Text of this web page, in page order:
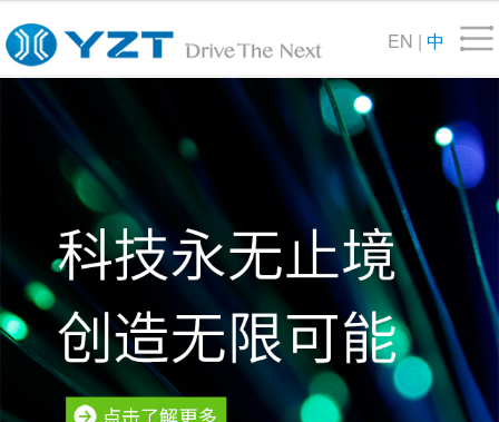
EN | 中